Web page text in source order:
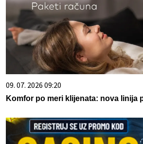
09. 07. 2026 09:20
Komfor po meri klijenata: nova linija